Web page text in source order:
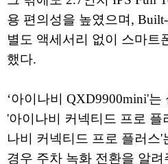
용 편의성을 높였으며,
별도 액세서리 없이 스마트
했다.
‘아이나비 QXD9900mini'
'아이나비 커넥티드 프로 플
나비 커넥티드 프로 플러
경우 주차 녹화 전환을 알